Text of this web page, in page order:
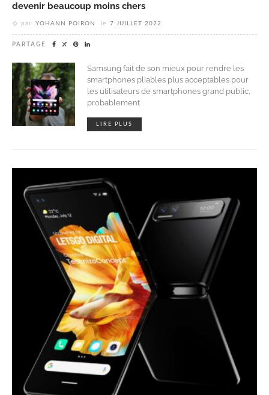
devenir beaucoup moins chers
par YOHANN POIRON le 7 JUILLET 2022
PARTAGE
Samsung fait de son mieux pour rendre les
smartphones pliables plus acceptables pour
les utilisateurs de smartphones grand public,
probablement
LIRE PLUS